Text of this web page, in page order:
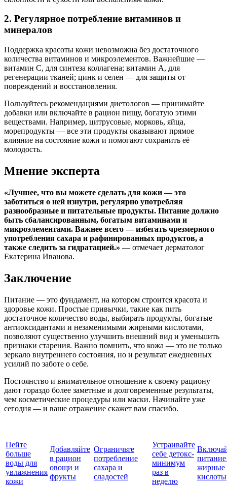
2. Регулярное потребление витаминов и
минералов
Поддержка красоты кожи невозможна без достаточного
количества витаминов и микроэлементов. Важнейшие —
витамин C, для синтеза коллагена; витамин A, для
регенерации тканей; цинк и селен — для защиты от
повреждений и восстановления.
Пользуйтесь рекомендациями диетологов — принимайте
добавки или включайте в рацион пищу, богатую этими
веществами. Например, цитрусовые, морковь, яйца,
морепродукты — все эти продукты оказывают прямое
влияние на состояние кожи и помогают сохранить её
молодость.
Мнение эксперта
«Лучшее, что вы можете сделать для кожи — это
заботиться о ней изнутри, регулярно употребляя
разнообразные и питательные продукты. Питание должно
быть сбалансированным, богатым витаминами и
микроэлементами. Важнее всего — избегать чрезмерного
употребления сахара и рафинированных продуктов, а
также следить за гидратацией.» — отмечает дерматолог
Екатерина Иванова.
Заключение
Питание — это фундамент, на котором строится красота и
здоровье кожи. Простые привычки, такие как пить
достаточное количество воды, выбирать продукты, богатые
антиоксидантами и незаменимыми жирными кислотами,
позволяют существенно улучшить внешний вид и уменьшить
признаки старения. Важно помнить, что кожа — это не только
зеркало внутреннего состояния, но и результат ежедневных
усилий по заботе о себе.
Постоянство и внимательное отношение к своему рациону
дают гораздо более заметные и долговременные результаты,
чем косметические процедуры или маски. Начинайте уже
сегодня — и ваше отражение скажет вам спасибо.
Пейте
больше
воды для
увлажнения
кожи
Добавляйте
в рацион
овощи и
фрукты
Ограничьте
потребление
сахара и
сладостей
Устраивайте
себе детокс-
минимум
раз в
неделю
жирные
кислоты